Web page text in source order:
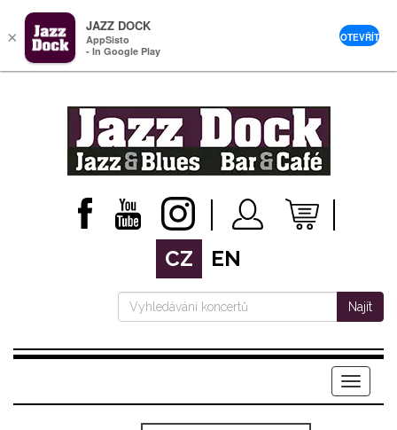
CZ EN
Najít
Menu
×
JAZZ DOCK
AppSisto
- In Google Play
OTEVŘÍT